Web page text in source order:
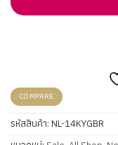
COMPARE
รหัสสินค้า: NL-14KYGBR